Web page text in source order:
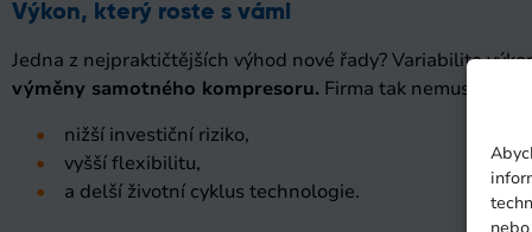
Výkon, který roste s vámi
Jedna z nejpraktičtějších výhod nové řady? Variabilita
výměny samotného kompresoru. Firma tak nemusí při
nižší investiční riziko,
vyšší flexibilitu,
a delší životní cyklus technologie.